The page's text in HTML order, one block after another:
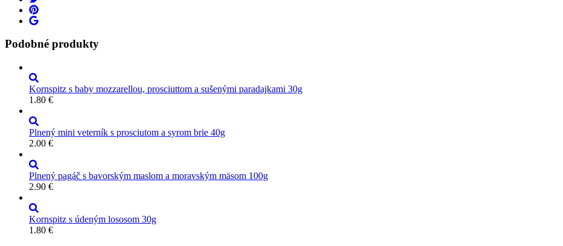
Podobné produkty
Kornspitz s baby mozzarellou, prosciuttom a sušenými paradajkami 30g
1.80 €
Plnený mini veterník s prosciutom a syrom brie 40g
2.00 €
Plnený pagáč s bavorským maslom a moravským mäsom 100g
2.90 €
Kornspitz s údeným lososom 30g
1.80 €